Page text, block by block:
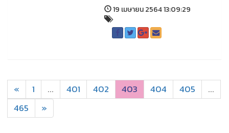
19 เมษายน 2564 13:09:29
« 1 ... 401 402 403 404 405
...
465
»